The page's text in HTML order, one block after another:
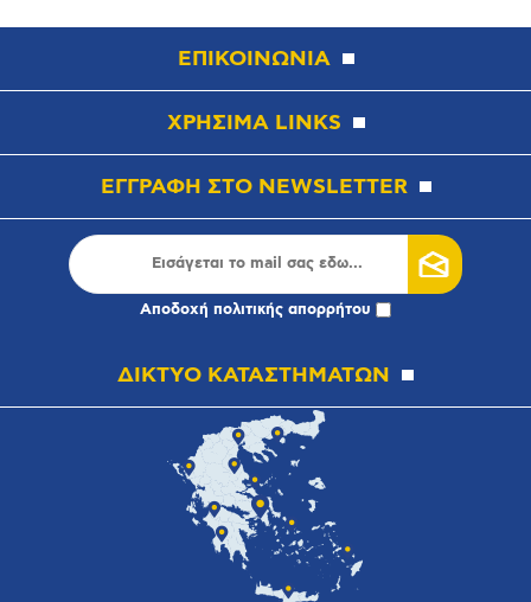
ΕΠΙΚΟΙΝΩΝΙΑ
ΧΡΗΣΙΜΑ LINKS
ΕΓΓΡΑΦΗ ΣΤΟ NEWSLETTER
Αποδοχή πολιτικής απορρήτου
ΔΙΚΤΥΟ ΚΑΤΑΣΤΗΜΑΤΩΝ